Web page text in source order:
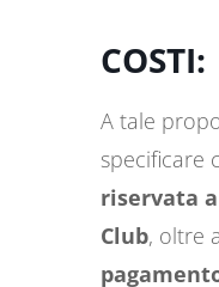
COSTI:
A tale
specificare
riservata
Club, oltre